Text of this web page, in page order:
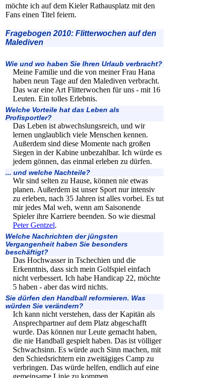
möchte ich auf dem Kieler Rathausplatz mit den
Fans einen Titel feiern.
Fragebogen 2010: Flitterwochen auf den
Malediven
Wie und wo haben Sie Ihren Urlaub verbracht?
Meine Familie und die von meiner Frau Hana
haben neun Tage auf den Malediven verbracht.
Das war eine Art Flitterwochen für uns - mit 16
Leuten. Ein tolles Erlebnis.
Welche Vorteile hat das Leben als
Profisportler?
Das Leben ist abwechslungsreich, und wir
lernen unglaublich viele Menschen kennen.
Außerdem sind diese Momente nach großen
Siegen in der Kabine unbezahlbar. Ich würde es
jedem gönnen, das einmal erleben zu dürfen.
... und welche Nachteile?
Wir sind selten zu Hause, können nie etwas
planen. Außerdem ist unser Sport nur intensiv
zu erleben, nach 35 Jahren ist alles vorbei. Es tut
mir jedes Mal weh, wenn am Saisonende
Spieler ihre Karriere beenden. So wie diesmal
Peter Gentzel.
Welche Nachrichten der jüngsten
Vergangenheit haben Sie besonders
beschäftigt?
Das Hochwasser in Tschechien und die
Erkenntnis, dass sich mein Golfspiel einfach
nicht verbessert. Ich habe Handicap 22, möchte
5 haben - aber das wird nichts.
Sie dürfen den Handball reformieren. Was
würden Sie verändern?
Ich kann nicht verstehen, dass der Kapitän als
Ansprechpartner auf dem Platz abgeschafft
wurde. Das können nur Leute gemacht haben,
die nie Handball gespielt haben. Das ist völliger
Schwachsinn. Es würde auch Sinn machen, mit
den Schiedsrichtern ein zweitägiges Camp zu
verbringen. Das würde helfen, endlich auf eine